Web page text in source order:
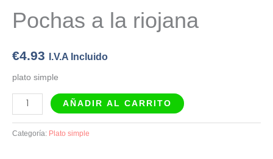
Pochas a la riojana
€4.93 I.V.A Incluido
plato simple
AÑADIR AL CARRITO
Categoría: Plato simple